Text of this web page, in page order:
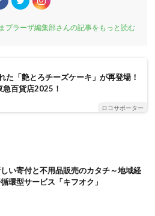
プラーザ編集部さんの記事をもっと読む
た「艶とろチーズケーキ」が再登場！
百貨店2025！
ロコサポーター
い寄付と不用品販売のカタチ～地域経
環型サービス「キフオク」